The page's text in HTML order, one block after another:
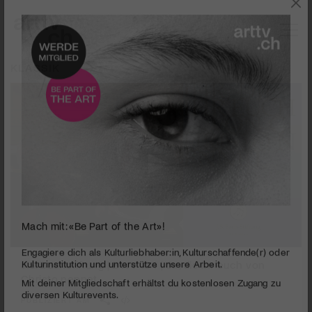
KLASSIK
seconds
18
minutes,
J.S. Bachstiftung | BWV 164 | Ihr, die ihr euch von
Christo nennet
PUBLIZIERT AM
Engagiere dich als Kulturliebhaber:in, Kulturschaffende(r) oder
Kulturinstitution und unterstütze unsere Arbeit.
Mit deiner Mitgliedschaft erhältst du kostenlosen Zugang zu